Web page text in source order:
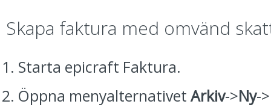
Skapa faktura med omvänd
Starta epicraft Faktura.
Öppna menyalternativet Arkiv->Ny->